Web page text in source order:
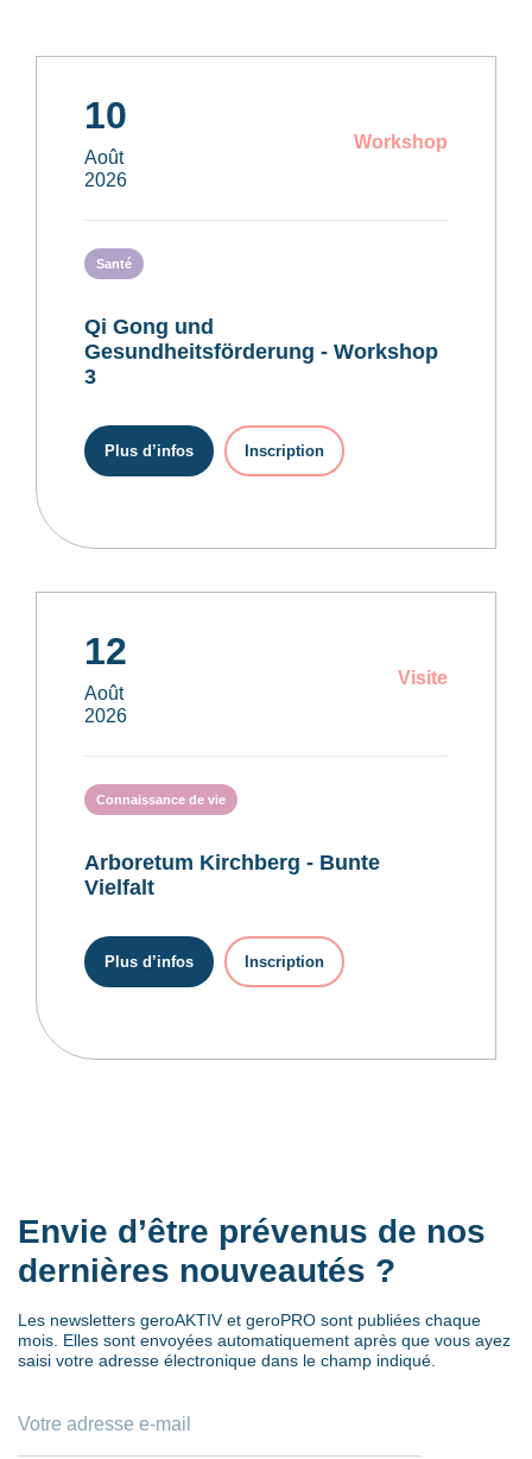
10
Août
2026
Workshop
Santé
Qi Gong und
Gesundheitsförderung - Workshop
3
Plus d’infos Inscription
12
Août
2026
Visite
Connaissance de vie
Arboretum Kirchberg - Bunte
Vielfalt
Plus d’infos Inscription
Envie d’être prévenus de nos
dernières nouveautés ?
Les newsletters geroAKTIV et geroPRO sont publiées chaque
mois. Elles sont envoyées automatiquement après que vous ayez
saisi votre adresse électronique dans le champ indiqué.